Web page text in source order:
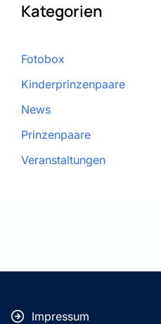
Kategorien
Fotobox
Kinderprinzenpaare
News
Prinzenpaare
Veranstaltungen
Impressum